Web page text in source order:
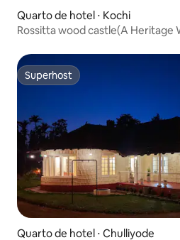
Quarto de hotel ⋅ Kochi
Rossitta wood castle(A Heritage
Superhost
Superhost
Quarto de hotel ⋅ Chulliyode